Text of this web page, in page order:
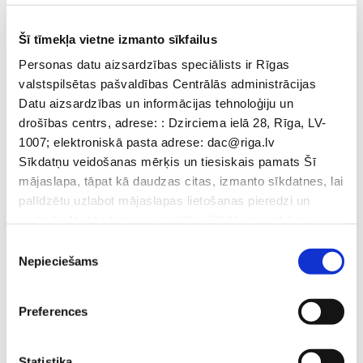
Šī tīmekļa vietne izmanto sīkfailus
Personas datu aizsardzības speciālists ir Rīgas
valstspilsētas pašvaldības Centrālās administrācijas
Datu aizsardzības un informācijas tehnoloģiju un
drošības centrs, adrese: : Dzirciema ielā 28, Rīga, LV-
1007; elektroniskā pasta adrese: dac@riga.lv
Sīkdatņu veidošanas mērķis un tiesiskais pamats Šī
mājaslapa, tāpat kā daudzas citas, izmanto sīkdatnes, lai
palīdzētu uzlabot mājaslapas lietošanas pieredzi un
mājaslapu, lietotājam tiek attēlots logs ar ziņojumu par to,
akceptējiet sīkdatņu pieņemšanu, sīkdatņu izmatošanas
tiesiskais pamats ir lietotāja piekrišana un Jūs
sīkdatnēm, to izmantošanas nolūkiem, gadījumiem, kad
izvēle
Nepieciešams
Preferences